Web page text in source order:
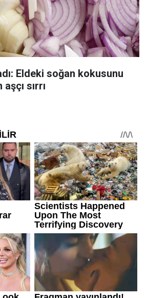
Eldeki soğan kokusunu
sırrı